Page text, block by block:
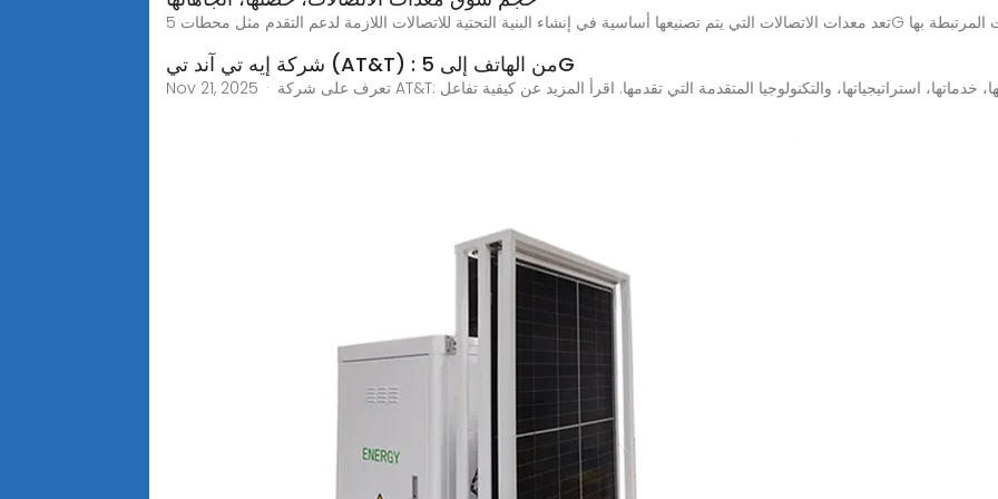
شركة إيه تي آند تي (AT&T) : من الهاتف إلى 5G